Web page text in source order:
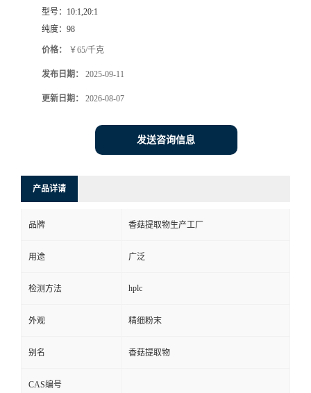
型号： 10:1,20:1
纯度： 98
价格： ￥65/千克
发布日期： 2025-09-11
更新日期： 2026-08-07
发送咨询信息
产品详请
品牌 香菇提取物生产工厂
用途 广泛
检测方法 hplc
外观 精细粉末
别名 香菇提取物
CAS编号